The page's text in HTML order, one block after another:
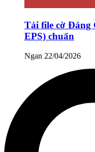
Tải file cờ Đảng
EPS) chuẩn
Ngan 22/04/2026